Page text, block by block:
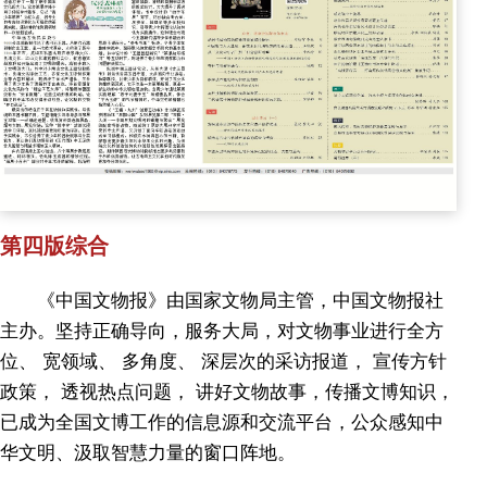
第四版综合
《中国文物报》由国家文物局主管，中国文物报社
主办。坚持正确导向，服务大局，对文物事业进行全方
位、 宽领域、 多角度、 深层次的采访报道， 宣传方针
政策， 透视热点问题， 讲好文物故事，传播文博知识，
已成为全国文博工作的信息源和交流平台，公众感知中
华文明、汲取智慧力量的窗口阵地。